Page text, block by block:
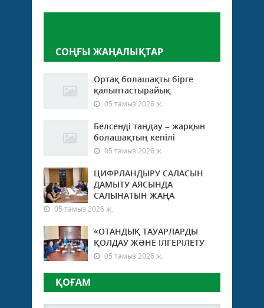
СОҢҒЫ ЖАҢАЛЫҚТАР
Ортақ болашақты бірге
қалыптастырайық
05 тамыз 2026 ж.
Белсенді таңдау – жарқын
болашақтың кепілі
05 тамыз 2026 ж.
ЦИФРЛАНДЫРУ САЛАСЫН
ДАМЫТУ АЯСЫНДА
САЛЫНАТЫН ЖАҢА
05 тамыз 2026 ж.
«ОТАНДЫҚ ТАУАРЛАРДЫ
ҚОЛДАУ ЖӘНЕ ІЛГЕРІЛЕТУ
05 тамыз 2026 ж.
ҚОҒАМ